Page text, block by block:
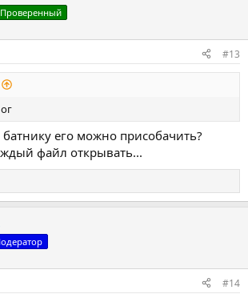
Проверенный
#13
батнику его можно присобачить?
файл открывать...
#14